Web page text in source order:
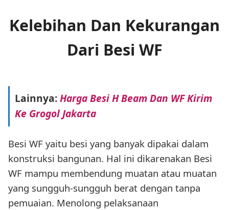
Kelebihan Dan Kekurangan
Dari Besi WF
Lainnya:Harga Besi H Beam Dan WF Kirim
Ke Grogol Jakarta
Besi WF yaitu besi yang banyak dipakai dalam
konstruksi bangunan. Hal ini dikarenakan Besi
WF mampu membendung muatan atau muatan
yang sungguh-sungguh berat dengan tanpa
pemuaian. Menolong pelaksanaan